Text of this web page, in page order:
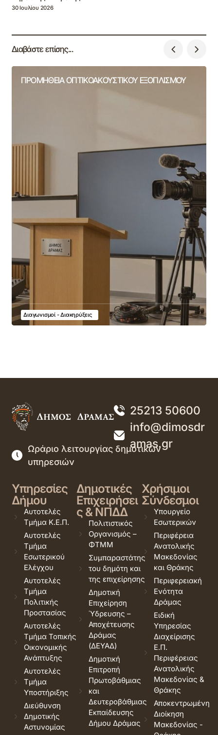
30 Ιουλίου 2026
Διαβάστε επίσης...
ΠΡΟΜΗΘΕΙΑ ΟΠΤΙΚΟΑΚΟΥΣΤΙΚΟΥ ΕΞΟΠΛΙΣΜΟΥ
Διαγωνισμοί - Διακηρύξεις
25213 50600
info@dimosdr
amas.gr
Ωράριο λειτουργίας δημοτικών
υπηρεσιών
Υπηρεσίες
Δήμου
Αυτοτελές
Τμήμα Κ.Ε.Π.
Αυτοτελές
Τμήμα
Εσωτερικού
Ελέγχου
Αυτοτελές
Τμήμα
Πολιτικής
Προστασίας
Αυτοτελές
Τμήμα Τοπικής
Οικονομικής
Ανάπτυξης
Αυτοτελές
Τμήμα
Υποστήριξης
Διεύθυνση
Δημοτικής
Αστυνομίας
Δημοτικές
Επιχειρήσει
ς & ΝΠΔΔ
Πολιτιστικός
Οργανισμός –
ΦΤΜΜ
Συμπαραστάτης
του δημότη και
της επιχείρησης
Δημοτική
Επιχείρηση
Ύδρευσης –
Αποχέτευσης
Δράμας
(ΔΕΥΑΔ)
Δημοτική
Επιτροπή
Πρωτοβάθμιας
και
Δευτεροβάθμιας
Εκπαίδευσης
Δήμου Δράμας
Χρήσιμοι
Σύνδεσμοι
Υπουργείο
Εσωτερικών
Περιφέρεια
Ανατολικής
Μακεδονίας
και Θράκης
Περιφερειακή
Ενότητα
Δράμας
Ειδική
Υπηρεσίας
Διαχείρισης
Ε.Π.
Περιφέρειας
Ανατολικής
Μακεδονίας &
Θράκης
Αποκεντρωμένη
Διοίκηση
Μακεδονίας -